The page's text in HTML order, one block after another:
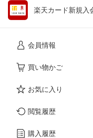
楽天カード新規入
会員情報
買い物かご
お気に入り
閲覧履歴
購入履歴